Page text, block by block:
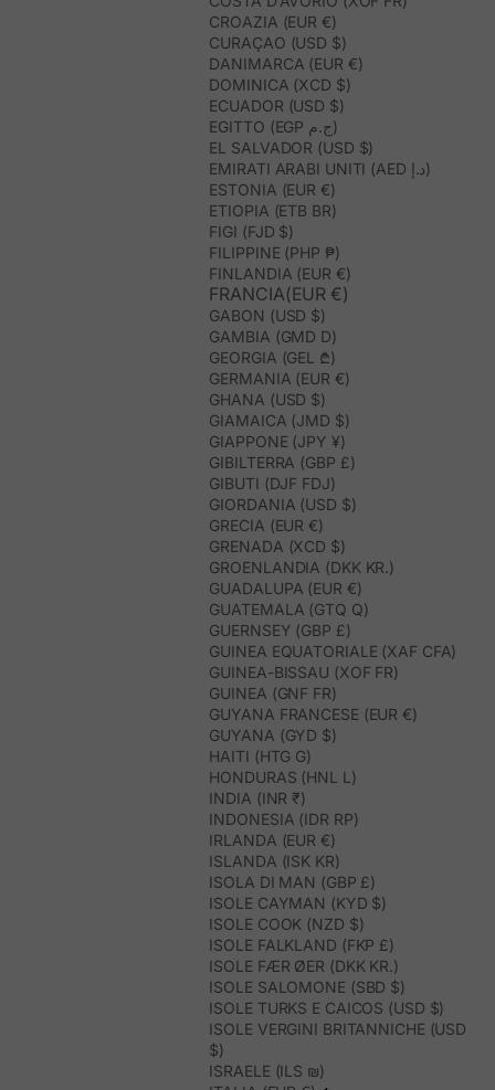
CROAZIA (EUR €)
CURAÇAO (USD $)
DANIMARCA (EUR €)
DOMINICA (XCD $)
ECUADOR (USD $)
EGITTO (EGP ج.م)
EL SALVADOR (USD $)
EMIRATI ARABI UNITI (AED د.إ)
ESTONIA (EUR €)
ETIOPIA (ETB BR)
FIGI (FJD $)
FILIPPINE (PHP ₱)
FINLANDIA (EUR €)
FRANCIA(EUR €)
GABON (USD $)
GAMBIA (GMD D)
GEORGIA (GEL ₾)
GERMANIA (EUR €)
GHANA (USD $)
GIAMAICA (JMD $)
GIAPPONE (JPY ¥)
GIBILTERRA (GBP £)
GIBUTI (DJF FDJ)
GIORDANIA (USD $)
GRECIA (EUR €)
GRENADA (XCD $)
GROENLANDIA (DKK KR.)
GUADALUPA (EUR €)
GUATEMALA (GTQ Q)
GUERNSEY (GBP £)
GUINEA EQUATORIALE (XAF CFA)
GUINEA-BISSAU (XOF FR)
GUINEA (GNF FR)
GUYANA FRANCESE (EUR €)
GUYANA (GYD $)
HAITI (HTG G)
HONDURAS (HNL L)
INDIA (INR ₹)
INDONESIA (IDR RP)
IRLANDA (EUR €)
ISLANDA (ISK KR)
ISOLA DI MAN (GBP £)
ISOLE CAYMAN (KYD $)
ISOLE COOK (NZD $)
ISOLE FALKLAND (FKP £)
ISOLE FÆR ØER (DKK KR.)
ISOLE SALOMONE (SBD $)
ISOLE TURKS E CAICOS (USD $)
ISOLE VERGINI BRITANNICHE (USD
$)
ISRAELE (ILS ₪)